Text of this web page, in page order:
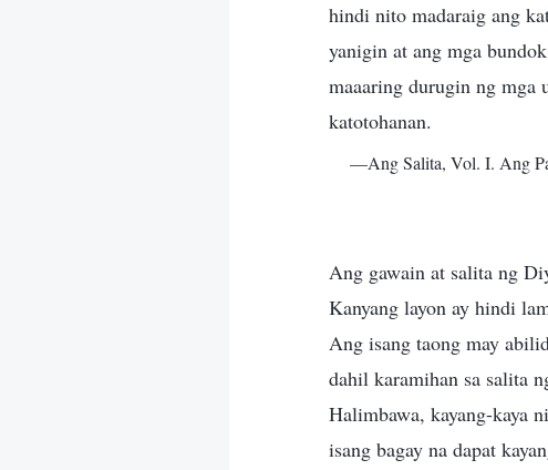
hindi nito madaraig ang
yanigin at ang mga
maaaring durugin ng mga
katotohanan.
—Ang Salita, Vol. I. Ang
Ang gawain at salita ng
Kanyang layon ay hindi
Ang isang taong may
dahil karamihan sa salita
Halimbawa, kayang-kaya
isang bagay na dapat